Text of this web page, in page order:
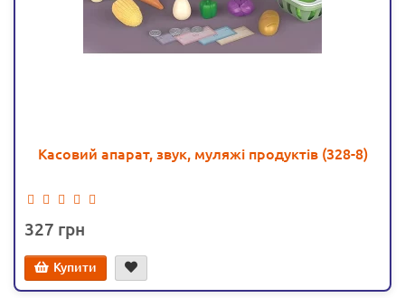
Касовий апарат, звук, муляжі продуктів (328-8)
327
Купити